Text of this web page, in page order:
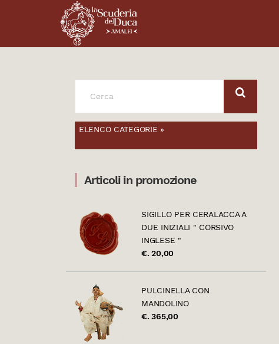
FOR:
ELENCO CATEGORIE »
Articoli in promozione
SIGILLO PER CERALACCA A
DUE INIZIALI " CORSIVO
INGLESE "
€. 20,00
PULCINELLA CON
MANDOLINO
€. 365,00